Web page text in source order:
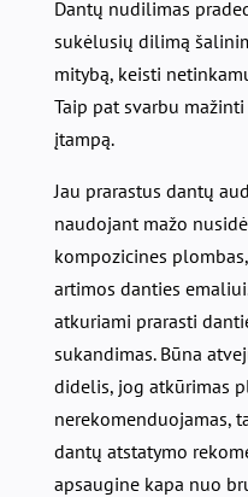
Dantų nudilimas
sukėlusių dilimą
mitybą, keisti
Taip pat svarbu
įtampą.
Jau prarastus dantų
naudojant mažo
kompozicines
artimos danties
atkuriami prarasti
sukandimas. Būna
didelis, jog atkūrimas
nerekomenduojamas,
dantų atstatymo
apsaugine kapa nuo